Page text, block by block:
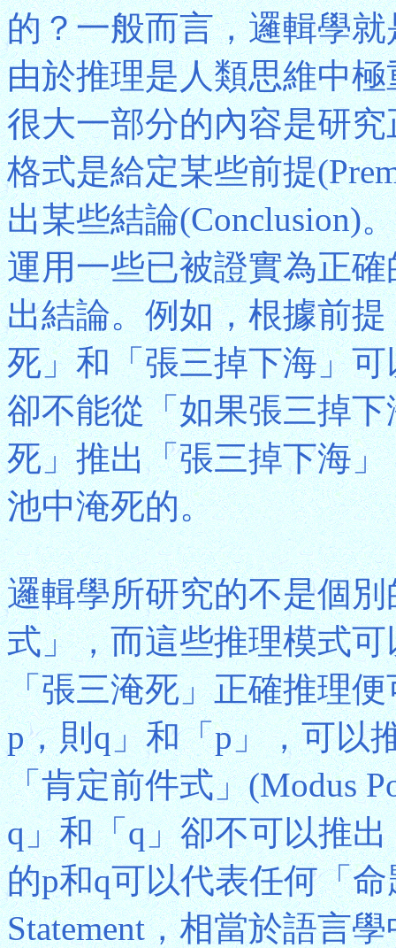
的？一般而言，邏輯學
由於推理是人類思維中
很大一部分的內容是研
格式是給定某些前提
出某些結論(Conclusion)
運用一些已被證實為正
出結論。例如，根據前
死」和「張三掉下海」
卻不能從「如果張三掉
死」推出「張三掉下海
池中淹死的。
邏輯學所研究的不是個
式」，而這些推理模式
「張三淹死」正確推理
p，則q」和「p」，可以
「肯定前件式」(Modus
q」和「q」卻不可以推
的p和q可以代表任何「
Statement，相當於語言